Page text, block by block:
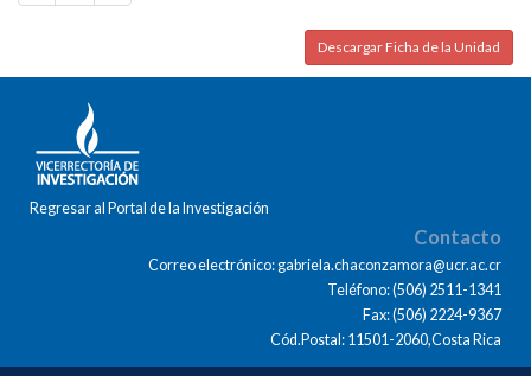
Descargar Ficha de la Unidad
Regresar al Portal de la Investigación
Contacto
Correo electrónico: gabriela.chaconzamora@ucr.ac.cr
Teléfono: (506) 2511-1341
Fax: (506) 2224-9367
Cód.Postal: 11501-2060,Costa Rica